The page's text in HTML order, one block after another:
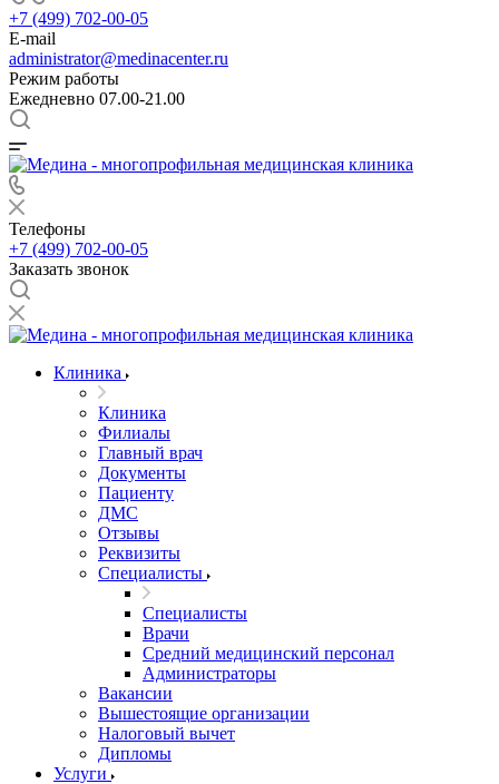
+7 (499) 702-00-05
E-mail
administrator@medinacenter.ru
Режим работы
Ежедневно 07.00-21.00
Телефоны
+7 (499) 702-00-05
Заказать звонок
Клиника
Клиника
Филиалы
Главный врач
Документы
Пациенту
ДМС
Отзывы
Реквизиты
Специалисты
Специалисты
Врачи
Средний медицинский персонал
Администраторы
Вакансии
Вышестоящие организации
Налоговый вычет
Дипломы
Услуги